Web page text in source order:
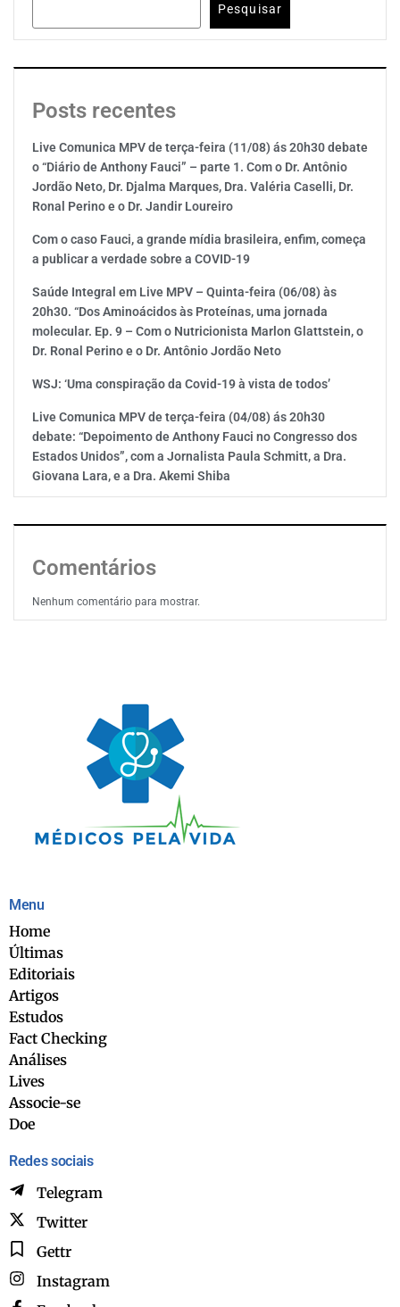
Pesquisar
Posts recentes
Live Comunica MPV de terça-feira (11/08) ás 20h30 debate
o “Diário de Anthony Fauci” – parte 1. Com o Dr. Antônio
Jordão Neto, Dr. Djalma Marques, Dra. Valéria Caselli, Dr.
Ronal Perino e o Dr. Jandir Loureiro
Com o caso Fauci, a grande mídia brasileira, enfim, começa
a publicar a verdade sobre a COVID-19
Saúde Integral em Live MPV – Quinta-feira (06/08) às
20h30. “Dos Aminoácidos às Proteínas, uma jornada
molecular. Ep. 9 – Com o Nutricionista Marlon Glattstein, o
Dr. Ronal Perino e o Dr. Antônio Jordão Neto
WSJ: ‘Uma conspiração da Covid-19 à vista de todos’
Live Comunica MPV de terça-feira (04/08) ás 20h30
debate: “Depoimento de Anthony Fauci no Congresso dos
Estados Unidos”, com a Jornalista Paula Schmitt, a Dra.
Giovana Lara, e a Dra. Akemi Shiba
Comentários
Nenhum comentário para mostrar.
Menu
Home
Últimas
Editoriais
Artigos
Estudos
Fact Checking
Análises
Lives
Associe-se
Doe
Redes sociais
Telegram
Twitter
Gettr
Instagram